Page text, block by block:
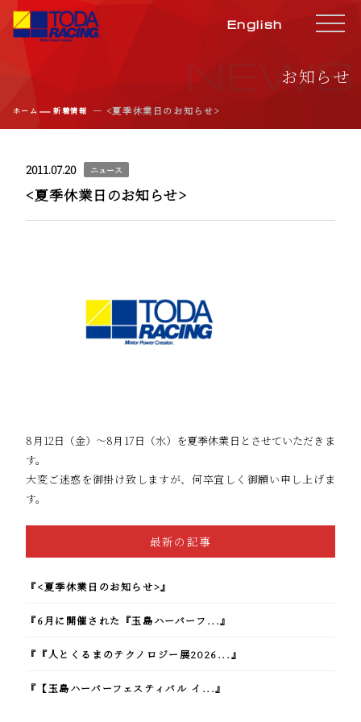
English
お知らせ
NEWS
ホーム ― 新着情報 ― <夏季休業日のお知らせ>
2011.07.20 ニュース
<夏季休業日のお知らせ>
8月12日（金）～8月17日（水）を夏季休業日とさせていただきま
す。
大変ご迷惑を御掛け致しますが、何卒宜しく御願い申し上げま
す。
最新の記事
『<夏季休業日のお知らせ>』
『6月に開催された『玉島ハーバーフ...』
『『人とくるまのテクノロジー展2026...』
『【玉島ハーバーフェスティバル イ...』